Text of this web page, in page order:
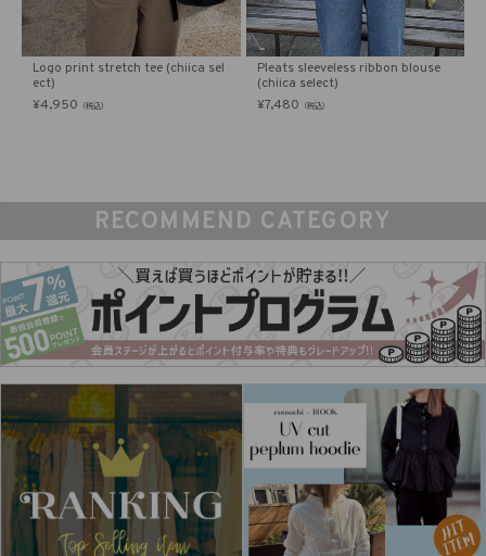
Logo print stretch tee (chiica sel
ect)
¥4,950 （税込）
Pleats sleeveless ribbon blouse
(chiica select)
¥7,480 （税込）
RECOMMEND CATEGORY